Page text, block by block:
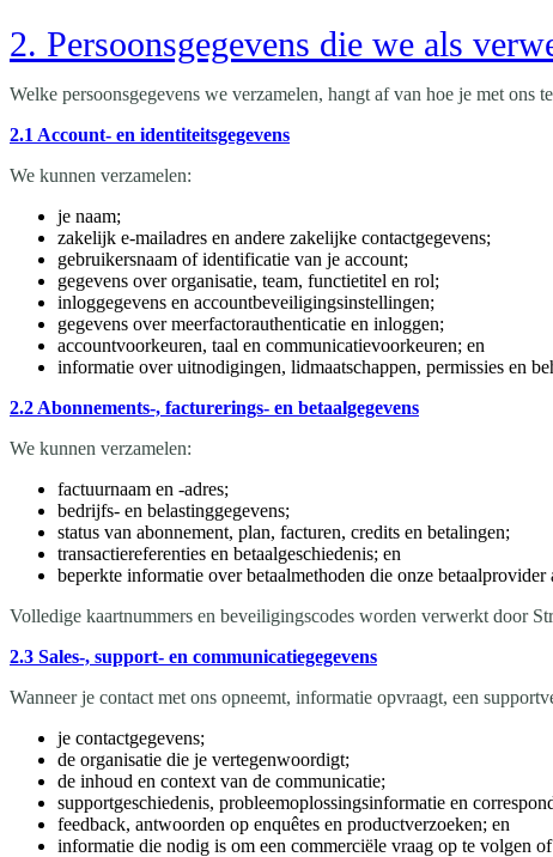
2. Persoonsgegevens die we als
Welke persoonsgegevens we verzamelen, hangt af van hoe je met ons
2.1 Account- en identiteitsgegevens
We kunnen verzamelen:
je naam;
zakelijk e-mailadres en andere zakelijke contactgegevens;
gebruikersnaam of identificatie van je account;
gegevens over organisatie, team, functietitel en rol;
inloggegevens en accountbeveiligingsinstellingen;
gegevens over meerfactorauthenticatie en inloggen;
accountvoorkeuren, taal en communicatievoorkeuren; en
informatie over uitnodigingen, lidmaatschappen, permissies en
2.2 Abonnements-, facturerings- en betaalgegevens
We kunnen verzamelen:
factuurnaam en -adres;
bedrijfs- en belastinggegevens;
status van abonnement, plan, facturen, credits en betalingen;
transactiereferenties en betaalgeschiedenis; en
beperkte informatie over betaalmethoden die onze
Volledige kaartnummers en beveiligingscodes worden verwerkt door
2.3 Sales-, support- en communicatiegegevens
Wanneer je contact met ons opneemt, informatie opvraagt, een
je contactgegevens;
de organisatie die je vertegenwoordigt;
de inhoud en context van de communicatie;
supportgeschiedenis, probleemoplossingsinformatie en
feedback, antwoorden op enquêtes en productverzoeken; en
informatie die nodig is om een commerciële vraag op te volgen